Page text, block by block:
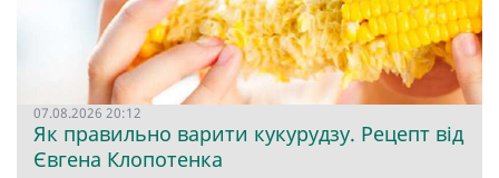
07.08.2026 20:12
Як правильно варити кукурудзу. Рецепт від
Євгена Клопотенка